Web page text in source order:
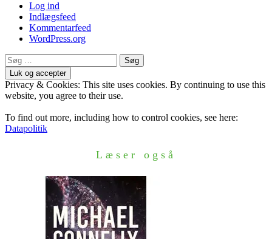
Log ind
Indlægsfeed
Kommentarfeed
WordPress.org
Søg
efter:
Privacy & Cookies: This site uses cookies. By continuing to use this
website, you agree to their use.
To find out more, including how to control cookies, see here:
Datapolitik
Læser også